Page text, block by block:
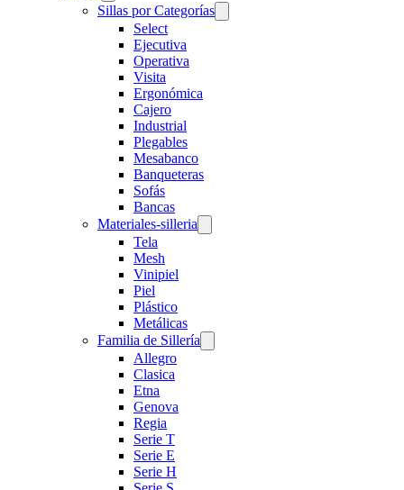
Sillas por Categorías
Select
Ejecutiva
Operativa
Visita
Ergonómica
Cajero
Industrial
Plegables
Mesabanco
Banqueteras
Sofás
Bancas
Materiales-silleria
Tela
Mesh
Vinipiel
Piel
Plástico
Metálicas
Familia de Sillería
Allegro
Clasica
Etna
Genova
Regia
Serie T
Serie E
Serie H